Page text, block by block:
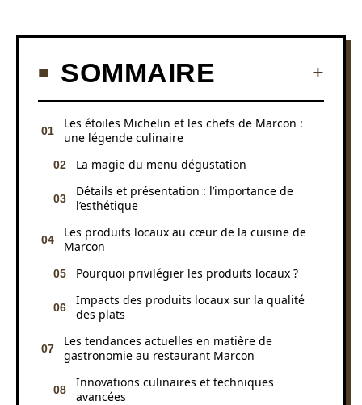
SOMMAIRE
Les étoiles Michelin et les chefs de Marcon :
une légende culinaire
La magie du menu dégustation
Détails et présentation : l’importance de
l’esthétique
Les produits locaux au cœur de la cuisine de
Marcon
Pourquoi privilégier les produits locaux ?
Impacts des produits locaux sur la qualité
des plats
Les tendances actuelles en matière de
gastronomie au restaurant Marcon
Innovations culinaires et techniques
avancées